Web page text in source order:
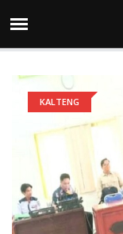
KALTENG